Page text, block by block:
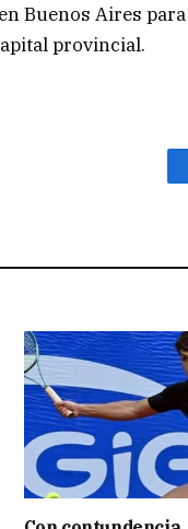
Buenos Aires
provincial.